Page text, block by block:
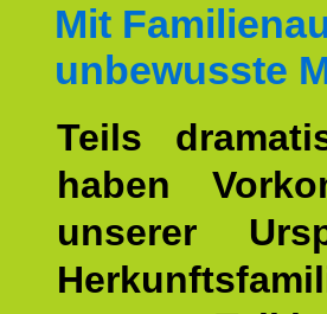
Mit
unbewusste
Teils
haben
unserer